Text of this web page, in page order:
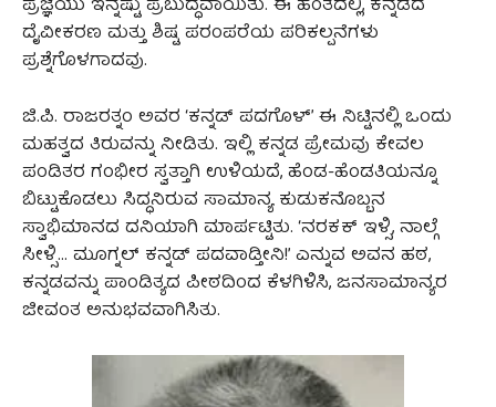
ಪ್ರಜ್ಞೆಯು ಇನ್ನಷ್ಟು ಪ್ರಬುದ್ಧವಾಯಿತು. ಈ ಹಂತದಲ್ಲಿ, ಕನ್ನಡದ
ದೈವೀಕರಣ ಮತ್ತು ಶಿಷ್ಟ ಪರಂಪರೆಯ ಪರಿಕಲ್ಪನೆಗಳು
ಪ್ರಶ್ನೆಗೊಳಗಾದವು.
ಜಿ.ಪಿ. ರಾಜರತ್ನಂ ಅವರ ‘ಕನ್ನಡ್ ಪದಗೊಳ್’ ಈ ನಿಟ್ಟಿನಲ್ಲಿ ಒಂದು
ಮಹತ್ವದ ತಿರುವನ್ನು ನೀಡಿತು. ಇಲ್ಲಿ ಕನ್ನಡ ಪ್ರೇಮವು ಕೇವಲ
ಪಂಡಿತರ ಗಂಭೀರ ಸ್ವತ್ತಾಗಿ ಉಳಿಯದೆ, ಹೆಂಡ-ಹೆಂಡತಿಯನ್ನೂ
ಬಿಟ್ಟುಕೊಡಲು ಸಿದ್ಧನಿರುವ ಸಾಮಾನ್ಯ ಕುಡುಕನೊಬ್ಬನ
ಸ್ವಾಭಿಮಾನದ ದನಿಯಾಗಿ ಮಾರ್ಪಟ್ಟಿತು. ‘ನರಕಕ್ ಇಳ್ಸಿ, ನಾಲ್ಗೆ
ಸೀಳ್ಸಿ… ಮೂಗ್ನಲ್ ಕನ್ನಡ್ ಪದವಾಡ್ತೀನಿ!’ ಎನ್ನುವ ಅವನ ಹಠ,
ಕನ್ನಡವನ್ನು ಪಾಂಡಿತ್ಯದ ಪೀಠದಿಂದ ಕೆಳಗಿಳಿಸಿ, ಜನಸಾಮಾನ್ಯರ
ಜೀವಂತ ಅನುಭವವಾಗಿಸಿತು.